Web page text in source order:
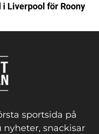
Liverpool för Roony
sportsida på
nyheter, snackisar